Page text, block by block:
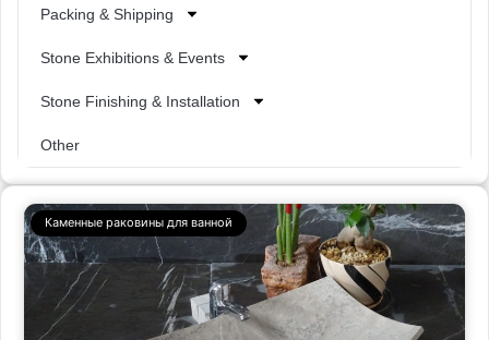
Packing & Shipping
Stone Exhibitions & Events
Stone Finishing & Installation
Other
Каменные раковины для ванной